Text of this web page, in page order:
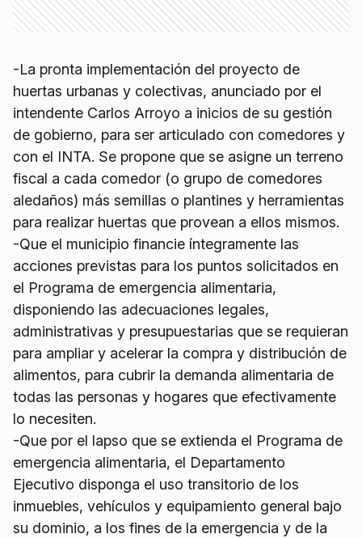
-La pronta implementación del proyecto de
huertas urbanas y colectivas, anunciado por el
intendente Carlos Arroyo a inicios de su gestión
de gobierno, para ser articulado con comedores y
con el INTA. Se propone que se asigne un terreno
fiscal a cada comedor (o grupo de comedores
aledaños) más semillas o plantines y herramientas
para realizar huertas que provean a ellos mismos.
-Que el municipio financie íntegramente las
acciones previstas para los puntos solicitados en
el Programa de emergencia alimentaria,
disponiendo las adecuaciones legales,
administrativas y presupuestarias que se requieran
para ampliar y acelerar la compra y distribución de
alimentos, para cubrir la demanda alimentaria de
todas las personas y hogares que efectivamente
lo necesiten.
-Que por el lapso que se extienda el Programa de
emergencia alimentaria, el Departamento
Ejecutivo disponga el uso transitorio de los
inmuebles, vehículos y equipamiento general bajo
su dominio, a los fines de la emergencia y de la